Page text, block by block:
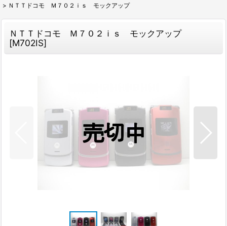
> ＮＴＴドコモ Ｍ７０２ｉｓ モックアップ
ＮＴＴドコモ Ｍ７０２ｉｓ モックアップ
[M702IS]